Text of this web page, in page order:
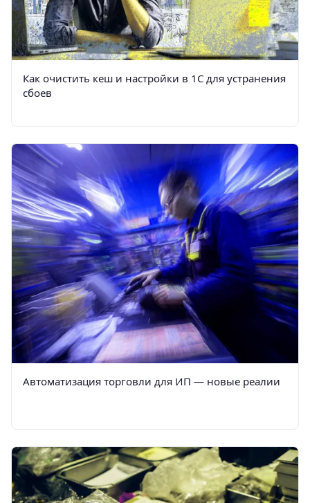
Как очистить кеш и настройки в 1С для устранения
сбоев
Автоматизация торговли для ИП — новые реалии